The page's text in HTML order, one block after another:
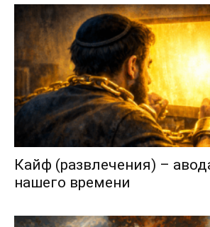
Кайф (развлечения) –
нашего времени